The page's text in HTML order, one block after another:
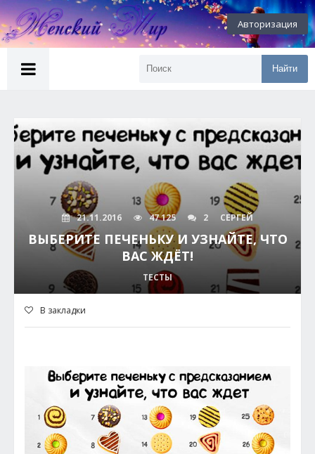
Авторизация
Найти
21.11.2016 47 125 2 СЕРГЕЙ
ВЫБЕРИТЕ ПЕЧЕНЬКУ И УЗНАЙТЕ, ЧТО
ВАС ЖДЁТ!
ТЕСТЫ
В закладки